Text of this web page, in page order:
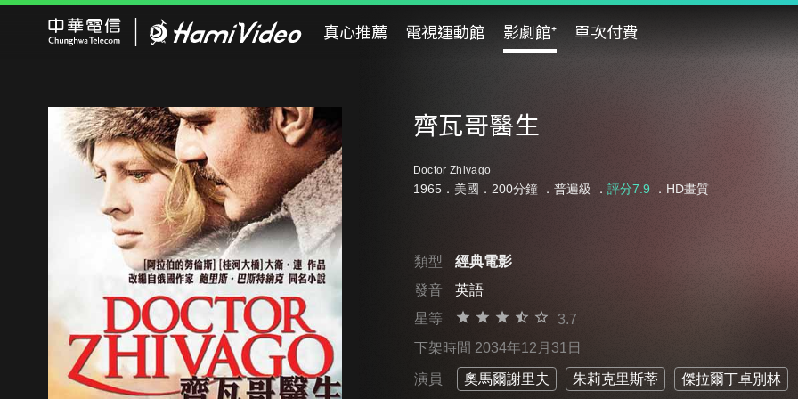
真心推薦 電視運動館 影劇館⁺ 單次付費
齊瓦哥醫生
Doctor Zhivago
1965．美國．200分鐘 ． 普遍級 ． 評分7.9 ．HD畫質
類型
經典電影
發音
英語
星等
3.7
下架時間 2034年12月31日
演員 奧馬爾謝里夫 朱莉克里斯蒂 傑拉爾丁卓別林